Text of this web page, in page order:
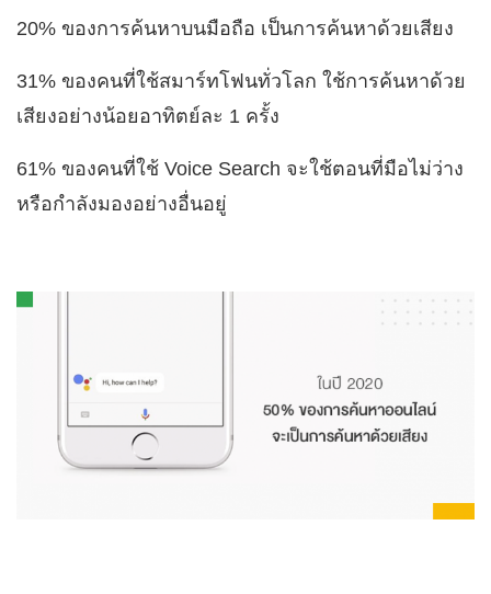
20% ของการค้นหาบนมือถือ เป็นการค้นหาด้วยเสียง
31% ของคนที่ใช้สมาร์ทโฟนทั่วโลก ใช้การค้นหาด้วย
เสียงอย่างน้อยอาทิตย์ละ 1 ครั้ง
61% ของคนที่ใช้ Voice Search จะใช้ตอนที่มือไม่ว่าง
หรือกำลังมองอย่างอื่นอยู่